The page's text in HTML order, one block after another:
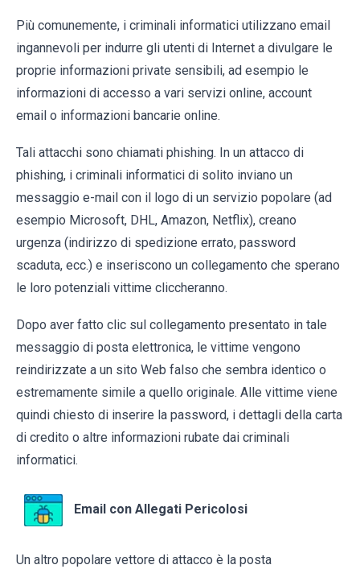
Più comunemente, i criminali informatici utilizzano email
ingannevoli per indurre gli utenti di Internet a divulgare le
proprie informazioni private sensibili, ad esempio le
informazioni di accesso a vari servizi online, account
email o informazioni bancarie online.
Tali attacchi sono chiamati phishing. In un attacco di
phishing, i criminali informatici di solito inviano un
messaggio e-mail con il logo di un servizio popolare (ad
esempio Microsoft, DHL, Amazon, Netflix), creano
urgenza (indirizzo di spedizione errato, password
scaduta, ecc.) e inseriscono un collegamento che sperano
le loro potenziali vittime cliccheranno.
Dopo aver fatto clic sul collegamento presentato in tale
messaggio di posta elettronica, le vittime vengono
reindirizzate a un sito Web falso che sembra identico o
estremamente simile a quello originale. Alle vittime viene
quindi chiesto di inserire la password, i dettagli della carta
di credito o altre informazioni rubate dai criminali
informatici.
Email con Allegati Pericolosi
Un altro popolare vettore di attacco è la posta